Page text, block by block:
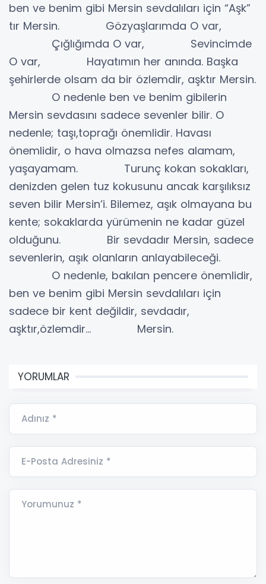
ben ve benim gibi Mersin sevdalıları için “Aşk”
tır Mersin. Gözyaşlarımda O var,
Çığlığımda O var, Sevincimde
O var, Hayatımın her anında. Başka
şehirlerde olsam da bir özlemdir, aşktır Mersin.
O nedenle ben ve benim gibilerin
Mersin sevdasını sadece sevenler bilir. O
nedenle; taşı,toprağı önemlidir. Havası
önemlidir, o hava olmazsa nefes alamam,
yaşayamam. Turunç kokan sokakları,
denizden gelen tuz kokusunu ancak karşılıksız
seven bilir Mersin’i. Bilemez, aşık olmayana bu
kente; sokaklarda yürümenin ne kadar güzel
olduğunu. Bir sevdadır Mersin, sadece
sevenlerin, aşık olanların anlayabileceği.
O nedenle, bakılan pencere önemlidir,
ben ve benim gibi Mersin sevdalıları için
sadece bir kent değildir, sevdadır,
aşktır,özlemdir… Mersin.
YORUMLAR
Adınız *
E-Posta Adresiniz *
Yorumunuz *